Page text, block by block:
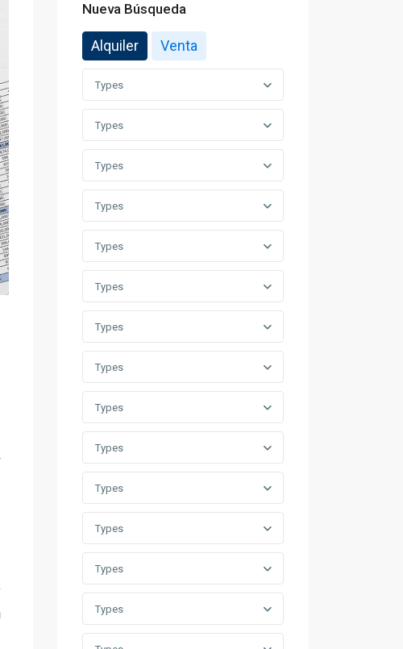
Nueva Búsqueda
Alquiler Venta
Types
Types
Types
Types
Types
Types
Types
Types
Types
Types
Types
Types
Types
Types